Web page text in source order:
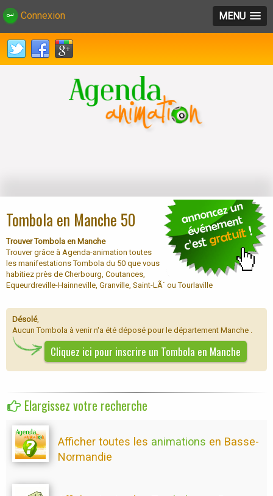
Connexion MENU
Tombola en Manche 50
Trouver Tombola en Manche
Trouver grâce à Agenda-animation toutes
les manifestations Tombola du 50 que vous
habitiez près de Cherbourg, Coutances,
Equeurdreville-Hainneville, Granville, Saint-LÃ´ ou Tourlaville
Désolé,
Aucun Tombola à venir n'a été déposé pour le département Manche .
Cliquez ici pour inscrire un Tombola en Manche
Elargissez votre recherche
Afficher toutes les animations en Basse-
Normandie